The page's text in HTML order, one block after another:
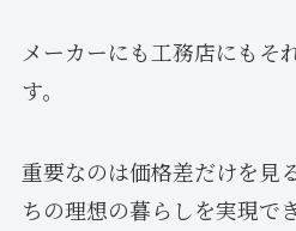
メーカーにも工務店にもそ
す。
重要なのは価格差だけを見
ちの理想の暮らしを実現で